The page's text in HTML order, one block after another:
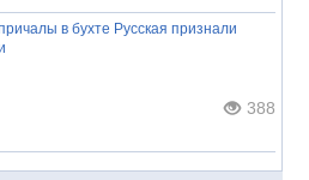
в бухте Русская признали
388